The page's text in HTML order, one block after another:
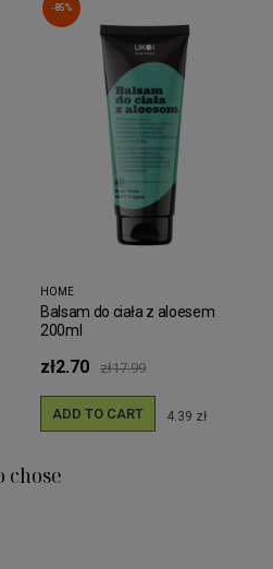
-85%
HOME
Balsam do ciała z aloesem
200ml
zł2.70 zł17.99
ADD TO CART 4.39 zł
chose